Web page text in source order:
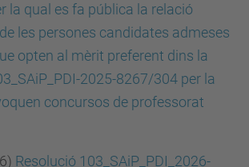
la qual es fa pública la relació
les persones candidates admeses
opten al mèrit preferent dins la
2025-8267/304 per la
concursos de professorat
Resolució 103_SAiP_PDI_2026-